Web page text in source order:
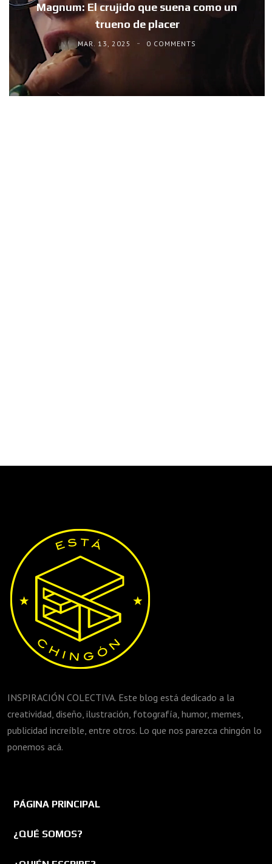
Magnum: El crujido que suena como un
trueno de placer
MAR. 13, 2025 0 COMMENTS
INSPIRACIÓN COLECTIVA. Este blog está dedicado a la
creatividad, diseño, ilustración, fotografía, humor, memes,
publicidad increíble, entre otros. Lo que nos parezca chingón lo
ponemos acá.
PÁGINA PRINCIPAL
¿QUÉ SOMOS?